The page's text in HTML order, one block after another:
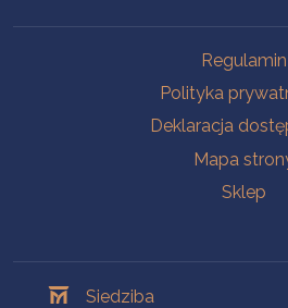
Regulamin
Polityka
Deklaracja
Mapa
Sklep
Siedziba